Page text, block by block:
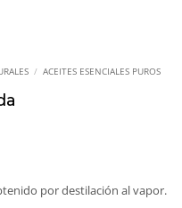
/ ACEITES ESENCIALES PUROS
por destilación al vapor.